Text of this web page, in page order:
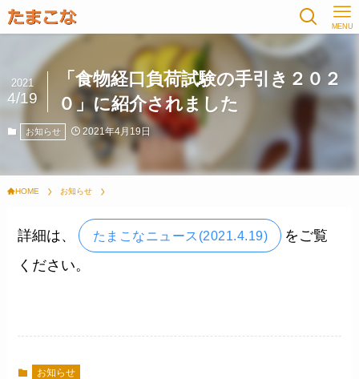
MENU
「食物経口負荷試験の手引き２０２
０」に紹介されました
2021
4/19
お知らせ 2021年4月19日
HOME お知らせ
詳細は、 たまこなニュース(2021.4.19)
をご覧
ください。
お知らせ